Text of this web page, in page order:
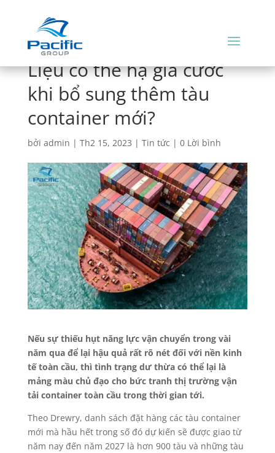
Liệu có thể hạ giá cước
khi bổ sung thêm tàu
container mới?
bởi admin | Th2 15, 2023 | Tin tức | 0 Lời bình
Nếu sự thiếu hụt năng lực vận chuyển trong vài
năm qua để lại hậu quả rất rõ nét đối với nền kinh
tế toàn cầu, thì tình trạng dư thừa có thể lại là
mảng màu chủ đạo cho bức tranh thị trường vận
tải container toàn cầu trong thời gian tới.
Theo Drewry, danh sách đặt hàng các tàu container
mới mà hầu hết trong số đó dự kiến sẽ được giao từ
năm nay đến năm 2027 là hơn 900 tàu và những tàu